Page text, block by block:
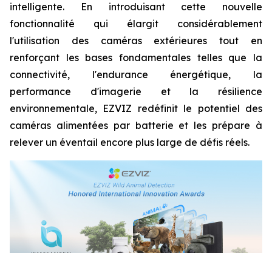
intelligente. En introduisant cette nouvelle
fonctionnalité qui élargit considérablement
l'utilisation des caméras extérieures tout en
renforçant les bases fondamentales telles que la
connectivité, l'endurance énergétique, la
performance d'imagerie et la résilience
environnementale, EZVIZ redéfinit le potentiel des
caméras alimentées par batterie et les prépare à
relever un éventail encore plus large de défis réels.